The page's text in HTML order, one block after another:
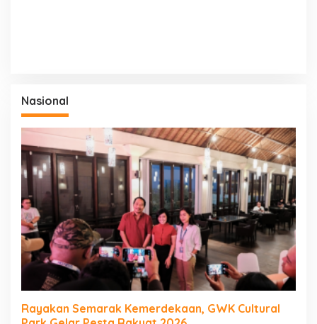
Nasional
Rayakan Semarak Kemerdekaan, GWK Cultural